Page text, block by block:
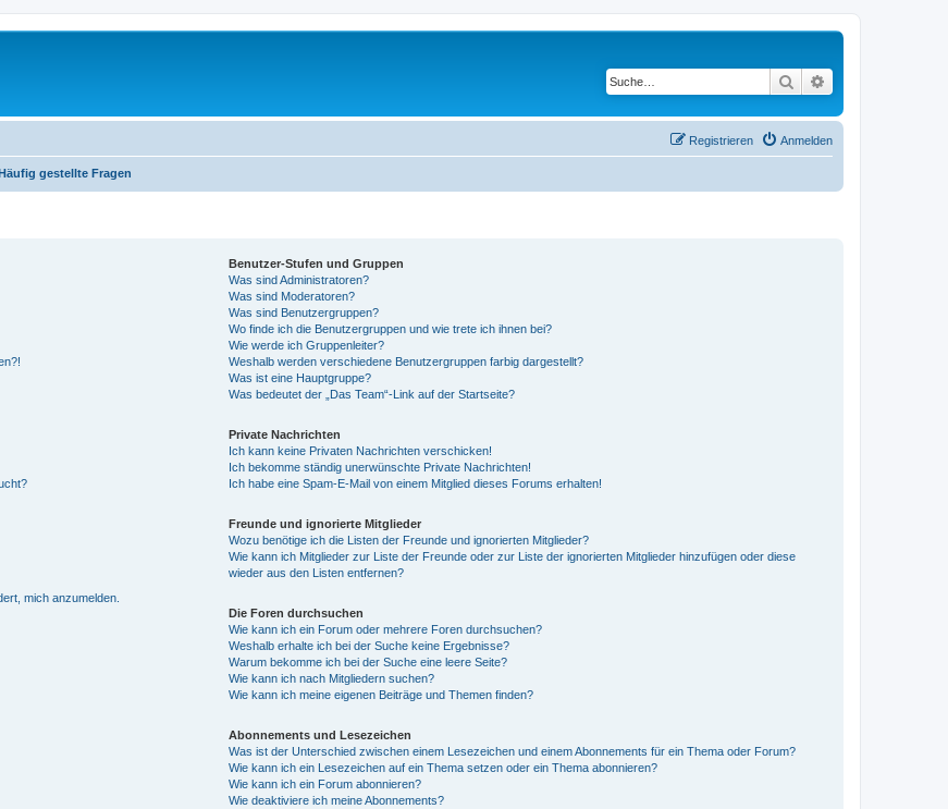
Suche
Anmelden
Registrieren
gestellte Fragen
mich anzumelden.
Benutzer-Stufen und Gruppen
Was sind Administratoren?
Was sind Moderatoren?
Was sind Benutzergruppen?
Wo finde ich die Benutzergruppen und wie trete ich ihnen bei?
Wie werde ich Gruppenleiter?
Weshalb werden verschiedene Benutzergruppen farbig dargestellt?
Was ist eine Hauptgruppe?
Was bedeutet der „Das Team“-Link auf der Startseite?
Private Nachrichten
Ich kann keine Privaten Nachrichten verschicken!
Ich bekomme ständig unerwünschte Private Nachrichten!
Ich habe eine Spam-E-Mail von einem Mitglied dieses Forums erhalten!
Freunde und ignorierte Mitglieder
Wozu benötige ich die Listen der Freunde und ignorierten Mitglieder?
Wie kann ich Mitglieder zur Liste der Freunde oder zur Liste der ignorierten Mitglieder hinzufügen oder diese
wieder aus den Listen entfernen?
Die Foren durchsuchen
Wie kann ich ein Forum oder mehrere Foren durchsuchen?
Weshalb erhalte ich bei der Suche keine Ergebnisse?
Warum bekomme ich bei der Suche eine leere Seite?
Wie kann ich nach Mitgliedern suchen?
Wie kann ich meine eigenen Beiträge und Themen finden?
Abonnements und Lesezeichen
Was ist der Unterschied zwischen einem Lesezeichen und einem Abonnements für ein Thema oder Forum?
Wie kann ich ein Lesezeichen auf ein Thema setzen oder ein Thema abonnieren?
Wie kann ich ein Forum abonnieren?
Wie deaktiviere ich meine Abonnements?